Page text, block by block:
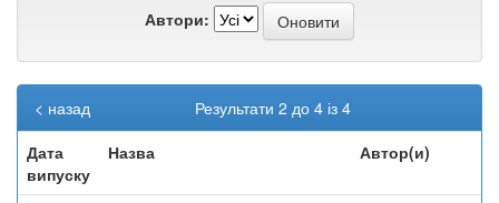
Автори:
Результати 2 до 4 із 4
< назад
Дата
випуску
Назва Автор(и)